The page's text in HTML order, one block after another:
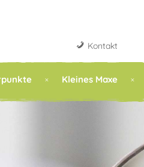
Kontakt
Kleines Maxe